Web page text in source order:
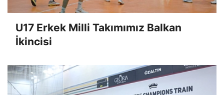
U17 Erkek Milli Takımımız Balkan
İkincisi